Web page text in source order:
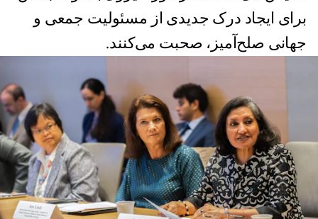
برای ایجاد درک جدیدی از مسئولیت جمعی و
جهانی صلح‌آمیز، صحبت می‌کنند.